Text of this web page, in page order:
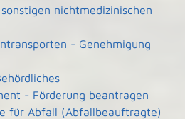
nichtmedizinischen
- Genehmigung
- Förderung beantragen
für Abfall (Abfallbeauftragte)